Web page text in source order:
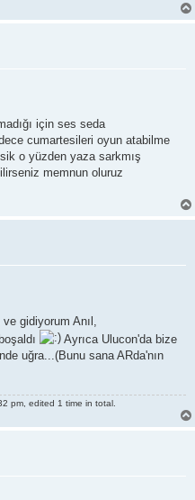
için ses seda
cumartesileri oyun atabilme
o yüzden yaza sarkmış
memnun oluruz
gidiyorum Anıl,
Ayrıca Ulucon'da bize
uğra...(Bunu sana ARda'nın
pm, edited 1 time in total.